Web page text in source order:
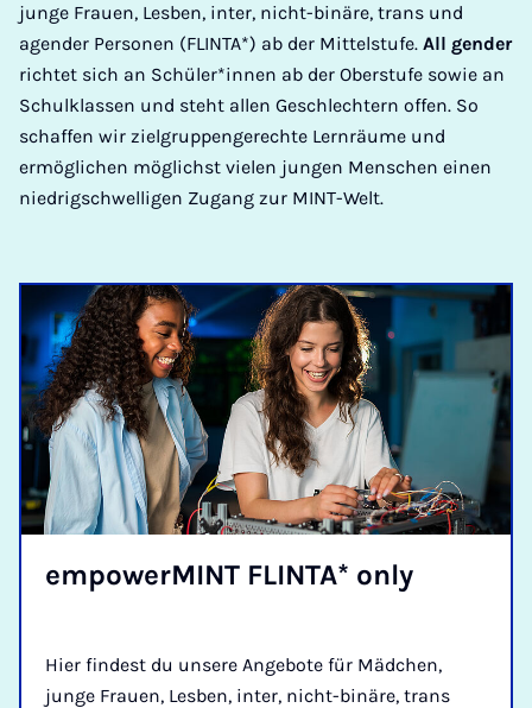
junge Frauen, Lesben, inter, nicht-binäre, trans und
agender Personen (FLINTA*) ab der Mittelstufe. All gender
richtet sich an Schüler*innen ab der Oberstufe sowie an
Schulklassen und steht allen Geschlechtern offen. So
schaffen wir zielgruppengerechte Lernräume und
ermöglichen möglichst vielen jungen Menschen einen
niedrigschwelligen Zugang zur MINT-Welt.
em­power­MINT FLINTA* only
Hier findest du unsere Angebote für Mädchen,
junge Frauen, Lesben, inter, nicht-binäre, trans